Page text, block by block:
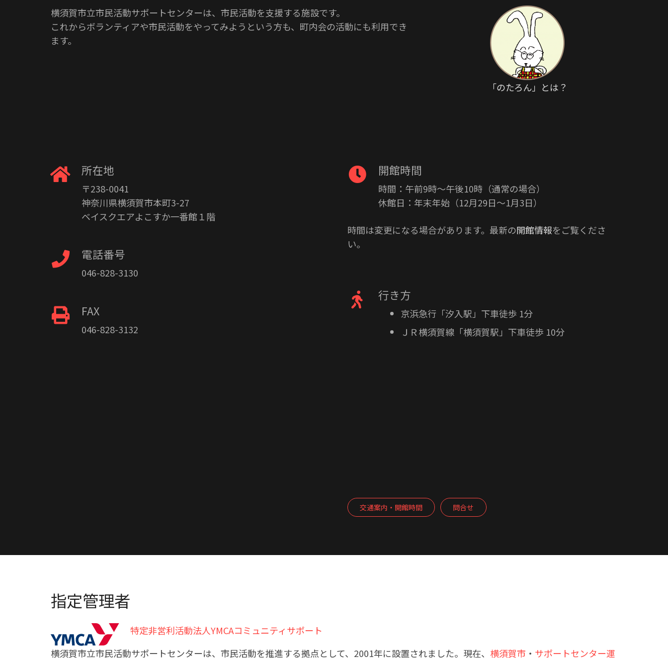
横須賀市立市民活動サポートセンターは、市民活動を支援する施設です。
これからボランティアや市民活動をやってみようという方も、町内会の活動にも利用でき
ます。
「のたろん」とは？
所在地
〒238-0041
神奈川県横須賀市本町3-27
ベイスクエアよこすか一番館１階
電話番号
046-828-3130
FAX
046-828-3132
開館時間
時間：午前9時〜午後10時（通常の場合）
休館日：年末年始（12月29日〜1月3日）
時間は変更になる場合があります。最新の開館情報をご覧くださ
い。
行き方
京浜急行「汐入駅」下車徒歩 1分
ＪＲ横須賀線「横須賀駅」下車徒歩 10分
交通案内・開館時間 問合せ
指定管理者
特定非営利活動法人YMCAコミュニティサポート
横須賀市立市民活動サポートセンターは、市民活動を推進する拠点として、2001年に設置されました。現在、 横須賀市 ・ サポートセンター運